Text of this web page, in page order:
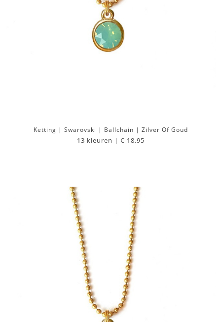
Ketting | Swarovski | Ballchain | Zilver Of Goud
13 kleuren | € 18,95